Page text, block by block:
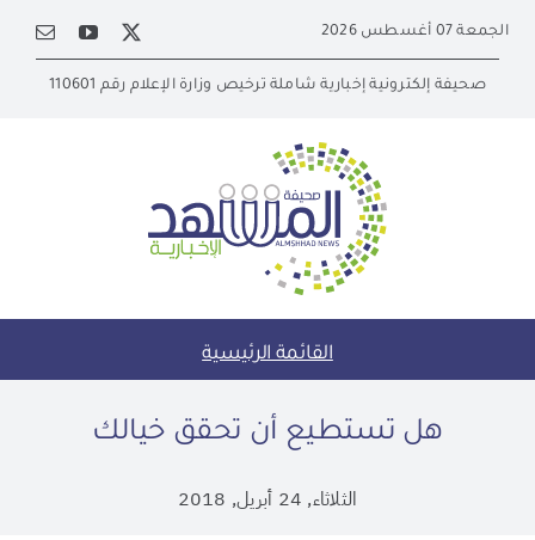
content
الجمعة 07 أغسطس 2026
صحيفة إلكترونية إخبارية شاملة ترخيص وزارة الإعلام رقم 110601
القائمة الرئيسية
هل تستطيع أن تحقق خيالك
الثلاثاء, 24 أبريل, 2018